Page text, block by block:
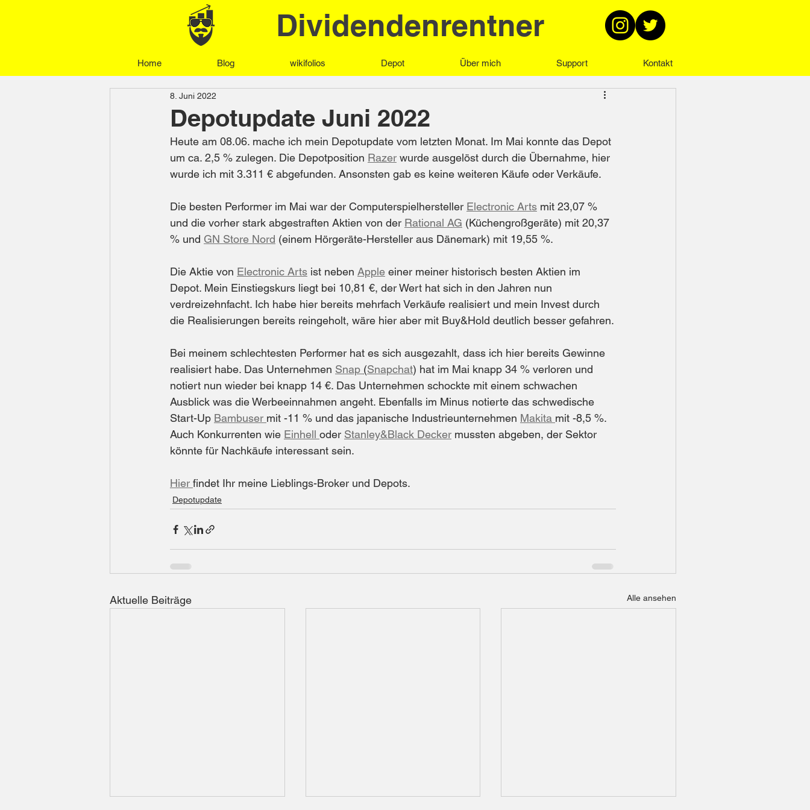
Dividendenrentner
Home Blog wikifolios Depot Über mich Support Kontakt
Depotupdate Juni 2022
8. Juni 2022
Heute am 08.06. mache ich mein Depotupdate vom letzten Monat. Im Mai konnte das Depot
um ca. 2,5 % zulegen. Die Depotposition Razer wurde ausgelöst durch die Übernahme, hier
wurde ich mit 3.311 € abgefunden. Ansonsten gab es keine weiteren Käufe oder Verkäufe.
Die besten Performer im Mai war der Computerspielhersteller Electronic Arts mit 23,07 %
und die vorher stark abgestraften Aktien von der Rational AG (Küchengroßgeräte) mit 20,37
% und GN Store Nord (einem Hörgeräte-Hersteller aus Dänemark) mit 19,55 %.
Die Aktie von Electronic Arts ist neben Apple einer meiner historisch besten Aktien im
Depot. Mein Einstiegskurs liegt bei 10,81 €, der Wert hat sich in den Jahren nun
verdreizehnfacht. Ich habe hier bereits mehrfach Verkäufe realisiert und mein Invest durch
die Realisierungen bereits reingeholt, wäre hier aber mit Buy&Hold deutlich besser gefahren.
Bei meinem schlechtesten Performer hat es sich ausgezahlt, dass ich hier bereits Gewinne
realisiert habe. Das Unternehmen Snap (Snapchat) hat im Mai knapp 34 % verloren und
notiert nun wieder bei knapp 14 €. Das Unternehmen schockte mit einem schwachen
Ausblick was die Werbeeinnahmen angeht. Ebenfalls im Minus notierte das schwedische
Start-Up Bambuser mit -11 % und das japanische Industrieunternehmen Makita mit -8,5 %.
Auch Konkurrenten wie Einhell oder Stanley&Black Decker mussten abgeben, der Sektor
könnte für Nachkäufe interessant sein.
Hier findet Ihr meine Lieblings-Broker und Depots.
Depotupdate
Aktuelle Beiträge Alle ansehen